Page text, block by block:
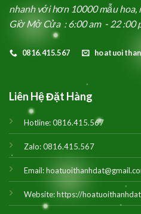
nhanh với hơn 10000 mẫu hoa,
Giờ Mở Cửa : 6:00 am - 22 :00
0816.415.567
Liên Hệ Đặt Hàng
Hotline:0816.415.567
Zalo:0816.415.567
Email:
Website:https://